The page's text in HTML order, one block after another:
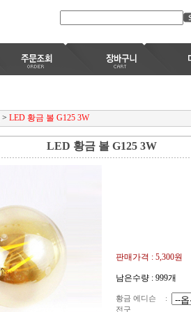
> LED 황금 볼 G125 3W
LED 황금 볼 G125 3W
판매가격 : 5,300원
남은수량 : 999개
황금 에디슨
전구
: